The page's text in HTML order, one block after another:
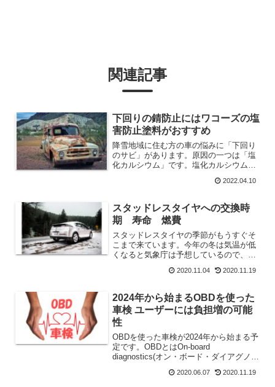
関連記事
下回りの錆防止にはワコーズの塩
害防止塗料がおすすめ
降雪地域に住む方の車の悩みに「下回り
のサビ」があります。原因の一つは「塩
化カルシウム」です。塩化カルシウムが
ことと、色を塗ってしまうことです。下
ありますが、防錆効果のさ...
2022.04.10
スタッドレスタイヤへの交換時
期 寿命 燃費
スタッドレスタイヤの季節がもうすぐそ
こまで来ています。今年の冬は気温が低
くなると気象庁は予想しているので、例
タッドレスタイヤの交換時期はいつがい
のか？という点を中心に解説していま
す。
2020.11.04 2020.11.19
2024年から始まるOBDを使った
車検 ユーザーには負担増の可能
性
OBDを使った車検が2024年から始まる予
定です。OBDとはOn-board
diagnostics(オン・ボード・ダイアグノー
『OBD1』と『OBD2』があり、今では
2020.06.07 2020.11.19